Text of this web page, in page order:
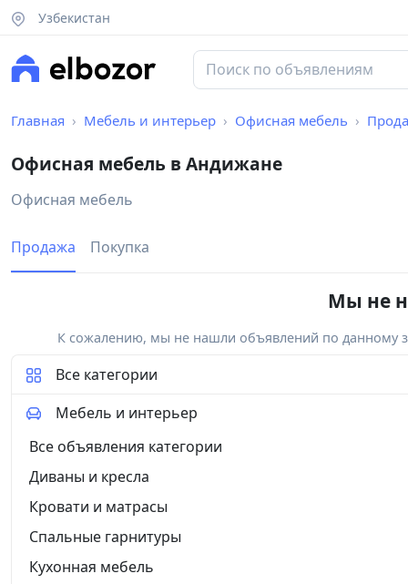
Узбекистан
Главная Мебель и интерьер Офисная мебель
Офисная мебель в Андижане
Офисная мебель
Продажа Покупка
Мы не
К сожалению, мы не нашли объявлений по данному
Все категории
Мебель и интерьер
Все объявления категории
Диваны и кресла
Кровати и матрасы
Спальные гарнитуры
Кухонная мебель